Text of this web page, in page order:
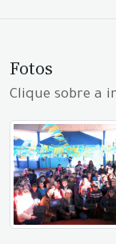
Fotos
Clique sobre a